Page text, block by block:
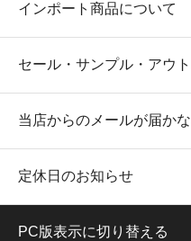
インポート商品について
セール・サンプル・アウ
当店からのメールが届か
定休日のお知らせ
PC版表示に切り替える